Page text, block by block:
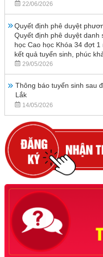
22/06/2026
Quyết định phê duyệt
Quyết định phê duyệt danh
học Cao học Khóa 34 đợt
kết quả tuyển sinh, phúc
29/05/2026
Thông báo tuyển sinh sau
Lắk
14/05/2026